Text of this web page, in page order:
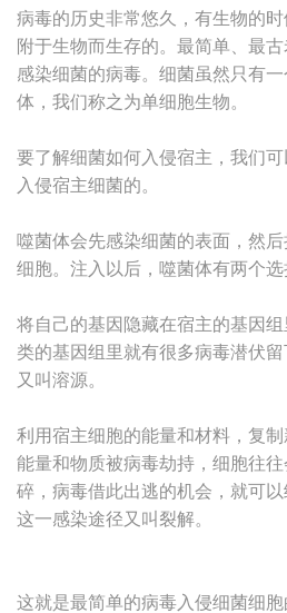
病毒的历史非常悠久，有生物的
附于生物而生存的。最简单、最
感染细菌的病毒。细菌虽然只有
体，我们称之为单细胞生物。
要了解细菌如何入侵宿主，我们
入侵宿主细菌的。
噬菌体会先感染细菌的表面，然
细胞。注入以后，噬菌体有两个选
将自己的基因隐藏在宿主的基因
类的基因组里就有很多病毒潜伏
又叫溶源。
利用宿主细胞的能量和材料，复
能量和物质被病毒劫持，细胞往
碎，病毒借此出逃的机会，就可以
这一感染途径又叫裂解。
这就是最简单的病毒入侵细菌细